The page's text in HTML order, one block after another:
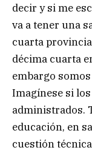
decir y si me
va a tener una
cuarta
décima cuarta
embargo
Imagínese si
administrados.
educación, en
cuestión